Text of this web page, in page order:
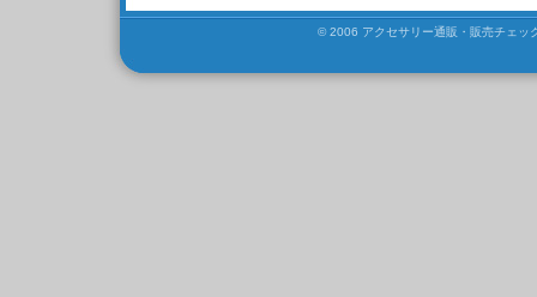
© 2006 アクセサリー通販・販売チェッ